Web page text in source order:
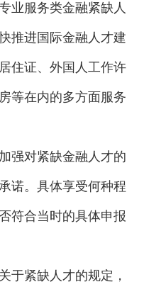
业服务类金融紧缺人
推进国际金融人才建
住证、外国人工作许
等在内的多方面服务
对紧缺金融人才的
诺。具体享受何种程
符合当时的具体申报
于紧缺人才的规定，